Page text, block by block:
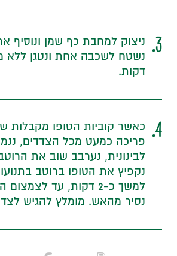
3.
ניצוק למחבת כף שמן ונוסיף
דקות.
4.
כאשר קוביות הטופו מקבלות
פריכה כמעט מכל הצדדים,
לבינונית, נערבב שוב את
נקפיץ את הטופו ברוטב
למשך כ-2 דקות, עד לצמצום הרצוי.
נסיר מהאש. מומלץ להגיש